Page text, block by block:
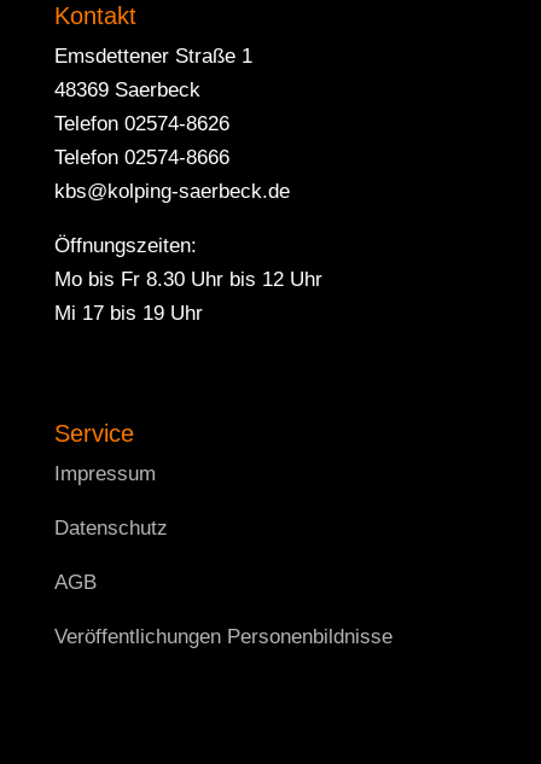
Kontakt
Emsdettener Straße 1
48369 Saerbeck
Telefon 02574-8626
Telefon 02574-8666
kbs@kolping-saerbeck.de
Öffnungszeiten:
Mo bis Fr 8.30 Uhr bis 12 Uhr
Mi 17 bis 19 Uhr
Service
Impressum
Datenschutz
AGB
Veröffentlichungen Personenbildnisse